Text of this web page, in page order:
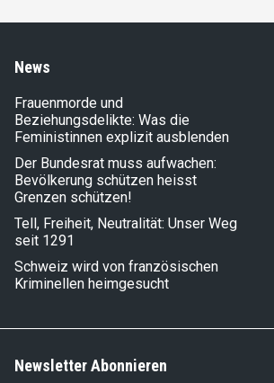
News
Frauenmorde und
Beziehungsdelikte: Was die
Feministinnen explizit ausblenden
Der Bundesrat muss aufwachen:
Bevölkerung schützen heisst
Grenzen schützen!
Tell, Freiheit, Neutralität: Unser Weg
seit 1291
Schweiz wird von französischen
Kriminellen heimgesucht
Newsletter Abonnieren